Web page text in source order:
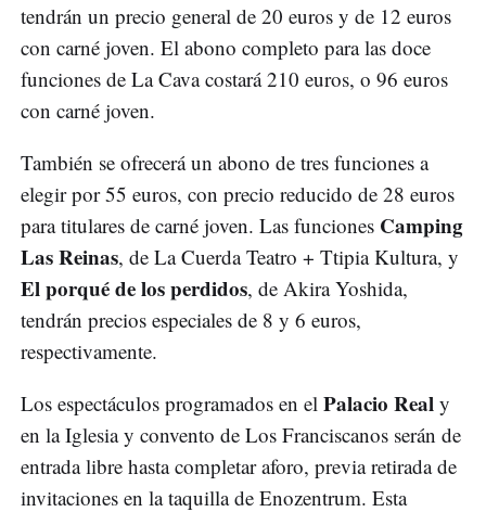
tendrán un precio general de 20 euros y de 12 euros
con carné joven. El abono completo para las doce
funciones de La Cava costará 210 euros, o 96 euros
con carné joven.
También se ofrecerá un abono de tres funciones a
elegir por 55 euros, con precio reducido de 28 euros
para titulares de carné joven. Las funciones Camping
Las Reinas, de La Cuerda Teatro + Ttipia Kultura, y
El porqué de los perdidos, de Akira Yoshida,
tendrán precios especiales de 8 y 6 euros,
respectivamente.
Los espectáculos programados en el Palacio Real y
en la Iglesia y convento de Los Franciscanos serán de
entrada libre hasta completar aforo, previa retirada de
invitaciones en la taquilla de Enozentrum. Esta